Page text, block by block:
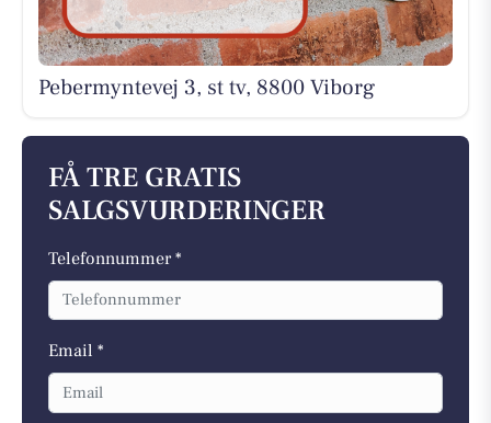
Pebermyntevej 3, st tv, 8800 Viborg
FÅ TRE GRATIS
SALGSVURDERINGER
Telefonnummer *
Email *